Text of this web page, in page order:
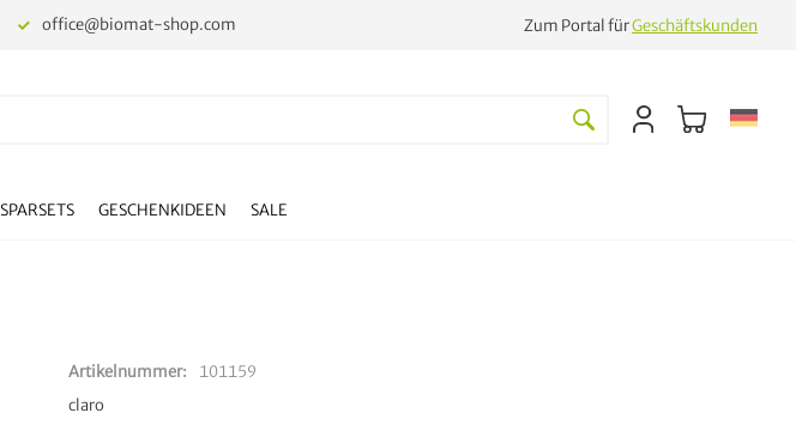
office@biomat-shop.com Zum Portal fürGeschäftskunden
SPARSETS GESCHENKIDEEN SALE
Artikelnummer
101159
claro